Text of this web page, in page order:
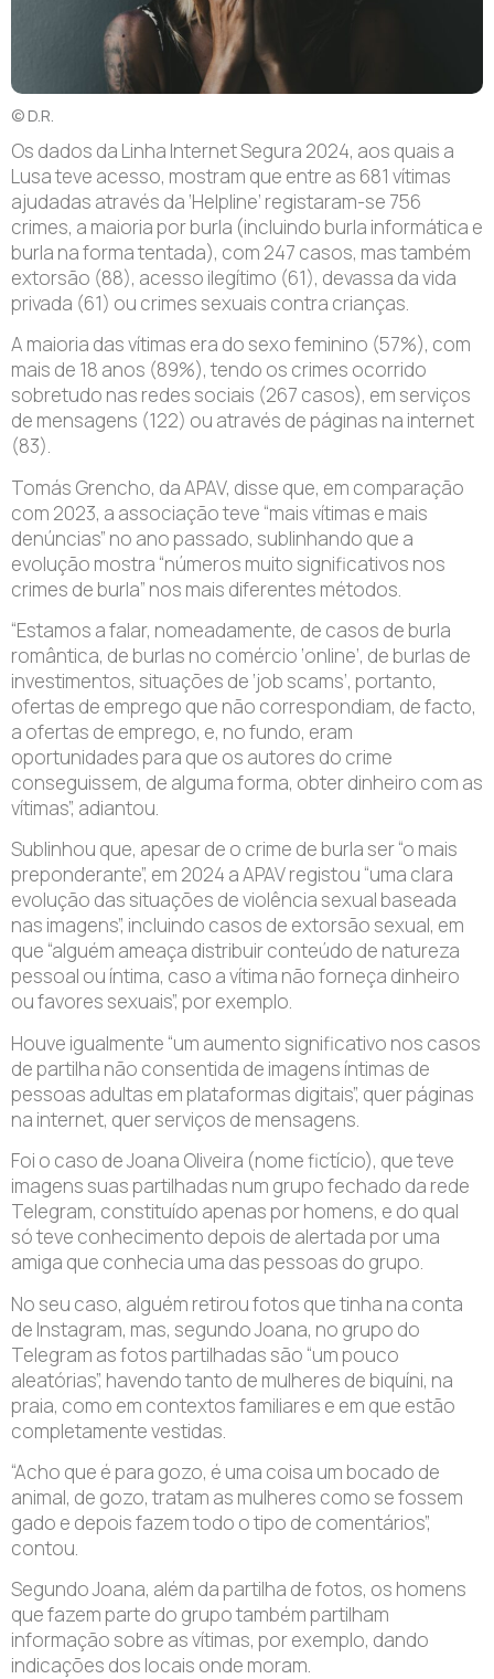
© D.R.
Os dados da Linha Internet Segura 2024, aos quais a
Lusa teve acesso, mostram que entre as 681 vítimas
ajudadas através da ‘Helpline’ registaram-se 756
crimes, a maioria por burla (incluindo burla informática e
burla na forma tentada), com 247 casos, mas também
extorsão (88), acesso ilegítimo (61), devassa da vida
privada (61) ou crimes sexuais contra crianças.
A maioria das vítimas era do sexo feminino (57%), com
mais de 18 anos (89%), tendo os crimes ocorrido
sobretudo nas redes sociais (267 casos), em serviços
de mensagens (122) ou através de páginas na internet
(83).
Tomás Grencho, da APAV, disse que, em comparação
com 2023, a associação teve “mais vítimas e mais
denúncias” no ano passado, sublinhando que a
evolução mostra “números muito significativos nos
crimes de burla” nos mais diferentes métodos.
“Estamos a falar, nomeadamente, de casos de burla
romântica, de burlas no comércio ‘online’, de burlas de
investimentos, situações de ‘job scams’, portanto,
ofertas de emprego que não correspondiam, de facto,
a ofertas de emprego, e, no fundo, eram
oportunidades para que os autores do crime
conseguissem, de alguma forma, obter dinheiro com as
vítimas”, adiantou.
Sublinhou que, apesar de o crime de burla ser “o mais
preponderante”, em 2024 a APAV registou “uma clara
evolução das situações de violência sexual baseada
nas imagens”, incluindo casos de extorsão sexual, em
que “alguém ameaça distribuir conteúdo de natureza
pessoal ou íntima, caso a vítima não forneça dinheiro
ou favores sexuais”, por exemplo.
Houve igualmente “um aumento significativo nos casos
de partilha não consentida de imagens íntimas de
pessoas adultas em plataformas digitais”, quer páginas
na internet, quer serviços de mensagens.
Foi o caso de Joana Oliveira (nome fictício), que teve
imagens suas partilhadas num grupo fechado da rede
Telegram, constituído apenas por homens, e do qual
só teve conhecimento depois de alertada por uma
amiga que conhecia uma das pessoas do grupo.
No seu caso, alguém retirou fotos que tinha na conta
de Instagram, mas, segundo Joana, no grupo do
Telegram as fotos partilhadas são “um pouco
aleatórias”, havendo tanto de mulheres de biquíni, na
praia, como em contextos familiares e em que estão
completamente vestidas.
“Acho que é para gozo, é uma coisa um bocado de
animal, de gozo, tratam as mulheres como se fossem
gado e depois fazem todo o tipo de comentários”,
contou.
Segundo Joana, além da partilha de fotos, os homens
que fazem parte do grupo também partilham
informação sobre as vítimas, por exemplo, dando
indicações dos locais onde moram.